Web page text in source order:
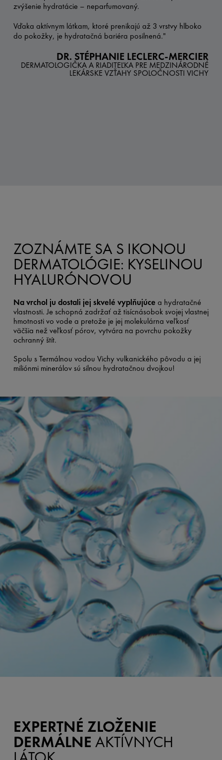
zvýšenie hydratácie – neparfumovaný.
Vďaka aktívnym látkam, ktoré prenikajú až 3 vrstvy hlboko
do pokožky, je hydratačná bariéra posilnená."
DR. STÉPHANIE LECLERC-MERCIER
DERMATOLOGIČKA A RIADITEĽKA PRE MEDZINÁRODNÉ
LEKÁRSKE VZŤAHY SPOLOČNOSTI VICHY
ZOZNÁMTE SA S IKONOU
DERMATOLÓGIE: KYSELINOU
HYALURÓNOVOU
Na vrchol ju dostali jej skvelé vyplňujúce a hydratačné
vlastnosti. Je schopná zadržať až tisícnásobok svojej vlastnej
hmotnosti vo vode a pretože je jej molekulárna veľkosť
väčšia než veľkosť pórov, vytvára na povrchu pokožky
ochranný štít.
Spolu s Termálnou vodou Vichy vulkanického pôvodu a jej
miliónmi minerálov sú silnou hydratačnou dvojkou!
EXPERTNÉ ZLOŽENIE
DERMÁLNE AKTÍVNYCH